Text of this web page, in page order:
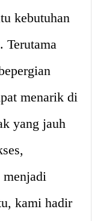
kebutuhan
Terutama
menarik di
yang jauh
menjadi
kami hadir